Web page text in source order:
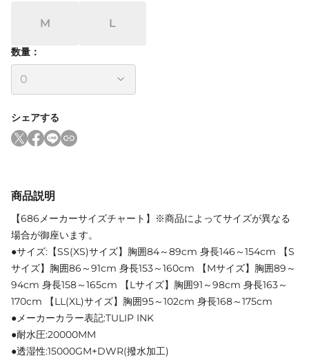
M L
数量：
シェアする
商品説明
【686メーカーサイズチャート】※商品によってサイズが異なる
場合が御座います。
●サイズ:【SS(XS)サイズ】胸囲84～89cm 身長146～154cm 【S
サイズ】胸囲86～91cm 身長153～160cm 【Mサイズ】胸囲89～
94cm 身長158～165cm 【Lサイズ】胸囲91～98cm 身長163～
170cm 【LL(XL)サイズ】胸囲95～102cm 身長168～175cm
●メーカーカラー表記:TULIP INK
●耐水圧:20000MM
●透湿性:15000GM+DWR(撥水加工)